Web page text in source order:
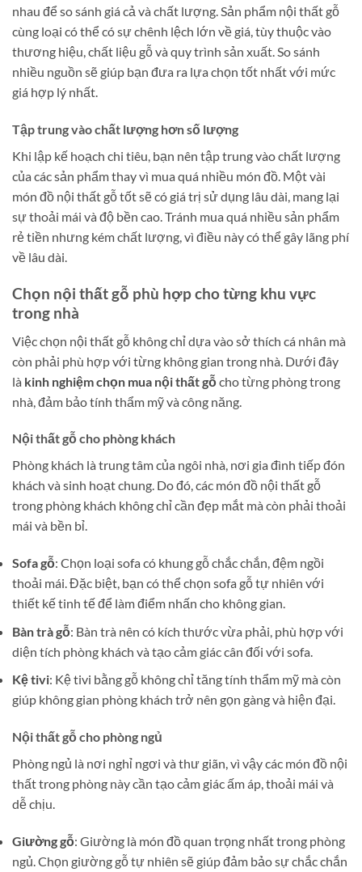
nhau để so sánh giá cả và chất lượng. Sản phẩm nội thất gỗ
cùng loại có thể có sự chênh lệch lớn về giá, tùy thuộc vào
thương hiệu, chất liệu gỗ và quy trình sản xuất. So sánh
nhiều nguồn sẽ giúp bạn đưa ra lựa chọn tốt nhất với mức
giá hợp lý nhất​.
Tập trung vào chất lượng hơn số lượng
Khi lập kế hoạch chi tiêu, bạn nên tập trung vào chất lượng
của các sản phẩm thay vì mua quá nhiều món đồ. Một vài
món đồ nội thất gỗ tốt sẽ có giá trị sử dụng lâu dài, mang lại
sự thoải mái và độ bền cao. Tránh mua quá nhiều sản phẩm
rẻ tiền nhưng kém chất lượng, vì điều này có thể gây lãng phí
về lâu dài.
Chọn nội thất gỗ phù hợp cho từng khu vực
trong nhà
Việc chọn nội thất gỗ không chỉ dựa vào sở thích cá nhân mà
còn phải phù hợp với từng không gian trong nhà. Dưới đây
là kinh nghiệm chọn mua nội thất gỗcho từng phòng trong
nhà, đảm bảo tính thẩm mỹ và công năng.
Nội thất gỗ cho phòng khách
Phòng khách là trung tâm của ngôi nhà, nơi gia đình tiếp đón
khách và sinh hoạt chung. Do đó, các món đồ nội thất gỗ
trong phòng khách không chỉ cần đẹp mắt mà còn phải thoải
mái và bền bỉ.
Sofa gỗ: Chọn loại sofa có khung gỗ chắc chắn, đệm ngồi
thoải mái. Đặc biệt, bạn có thể chọn sofa gỗ tự nhiên với
thiết kế tinh tế để làm điểm nhấn cho không gian​.
Bàn trà gỗ: Bàn trà nên có kích thước vừa phải, phù hợp với
diện tích phòng khách và tạo cảm giác cân đối với sofa.
Kệ tivi: Kệ tivi bằng gỗ không chỉ tăng tính thẩm mỹ mà còn
giúp không gian phòng khách trở nên gọn gàng và hiện đại​.
Nội thất gỗ cho phòng ngủ
Phòng ngủ là nơi nghỉ ngơi và thư giãn, vì vậy các món đồ nội
thất trong phòng này cần tạo cảm giác ấm áp, thoải mái và
dễ chịu.
Giường gỗ: Giường là món đồ quan trọng nhất trong phòng
ngủ. Chọn giường gỗ tự nhiên sẽ giúp đảm bảo sự chắc chắn